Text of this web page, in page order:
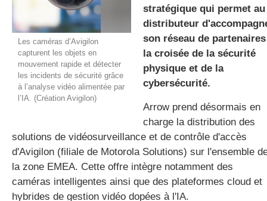
Les caméras d’Avigilon
capturent les objets en
mouvement rapide et détecter
les incidents de sécurité grâce
à l’analyse vidéo alimentée par
l’IA. (Création Avigilon)
stratégique qui permet au
distributeur
son réseau de
la croisée de la sécurité
physique et de la
cybersécurité.
Arrow prend désormais en
charge la distribution des
solutions de vidéosurveillance et de contrôle d'accès
d'Avigilon (filiale de Motorola Solutions) sur l'ensemble
la zone EMEA. Cette offre intègre notamment des
caméras intelligentes ainsi que des plateformes cloud et
hybrides de gestion vidéo dopées à l'IA.